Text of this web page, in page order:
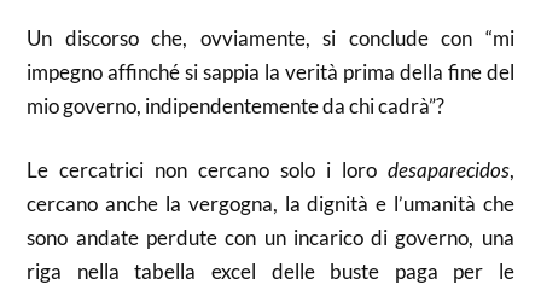
Un discorso che, ovviamente, si conclude con “mi
impegno affinché si sappia la verità prima della fine del
mio governo, indipendentemente da chi cadrà”?
Le cercatrici non cercano solo i loro desaparecidos,
cercano anche la vergogna, la dignità e l’umanità che
sono andate perdute con un incarico di governo, una
riga nella tabella excel delle buste paga per le